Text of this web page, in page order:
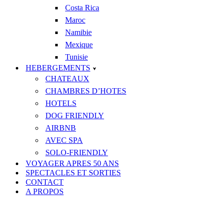
Costa Rica
Maroc
Namibie
Mexique
Tunisie
HEBERGEMENTS
CHATEAUX
CHAMBRES D’HOTES
HOTELS
DOG FRIENDLY
AIRBNB
AVEC SPA
SOLO-FRIENDLY
VOYAGER APRES 50 ANS
SPECTACLES ET SORTIES
CONTACT
A PROPOS